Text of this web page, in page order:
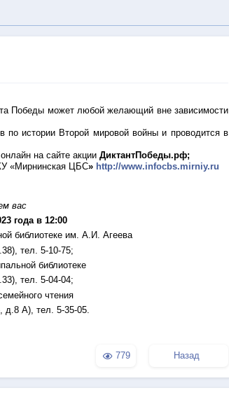
Победы может любой желающий вне зависимости
по истории Второй мировой войны и проводится в
на сайте акции ДиктантПобеды.рф;
«Мирнинская ЦБС» http://www.infocbs.mirniy.ru
вас
года в 12:00
библиотеке им. А.И. Агеева
тел. 5-10-75;
библиотеке
тел. 5-04-04;
чтения
д.8 А), тел. 5-35-05.
779 Назад